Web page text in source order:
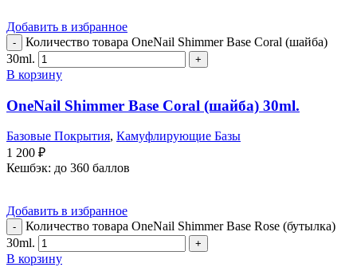
Добавить в избранное
Количество товара OneNail Shimmer Base Coral (шайба)
30ml.
В корзину
OneNail Shimmer Base Coral (шайба) 30ml.
Базовые Покрытия, Камуфлирующие Базы
1 200 ₽
Кешбэк: до 360 баллов
Добавить в избранное
Количество товара OneNail Shimmer Base Rose (бутылка)
30ml.
В корзину